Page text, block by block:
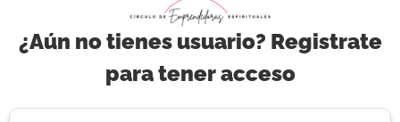
¿Aún no tienes usuario? Registrate
para tener acceso